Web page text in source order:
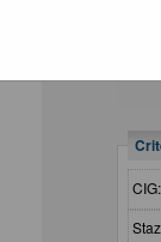
CIG: